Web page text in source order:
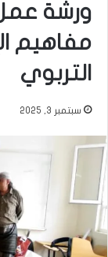
ورشة
مفاهيم
التربوي
سبتمبر 3, 2025